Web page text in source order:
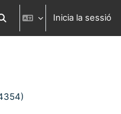
l'entrada de la cerca
Inicia la sessió